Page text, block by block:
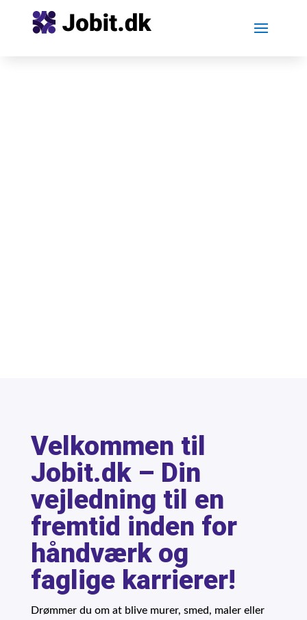
Velkommen til
Jobit.dk – Din
vejledning til en
fremtid inden for
håndværk og
faglige karrierer!
Drømmer du om at blive murer, smed, maler eller